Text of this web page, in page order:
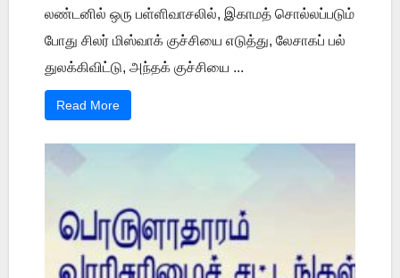
லண்டனில் ஒரு பள்ளிவாசலில், இகாமத் சொல்லப்படும்
போது சிலர் மிஸ்வாக் குச்சியை எடுத்து, லேசாகப் பல்
துலக்கிவிட்டு, அந்தக் குச்சியை ...
Read More